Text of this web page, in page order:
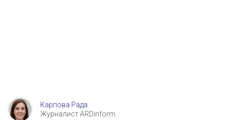
Карпова Рада
Журналист ARDinform